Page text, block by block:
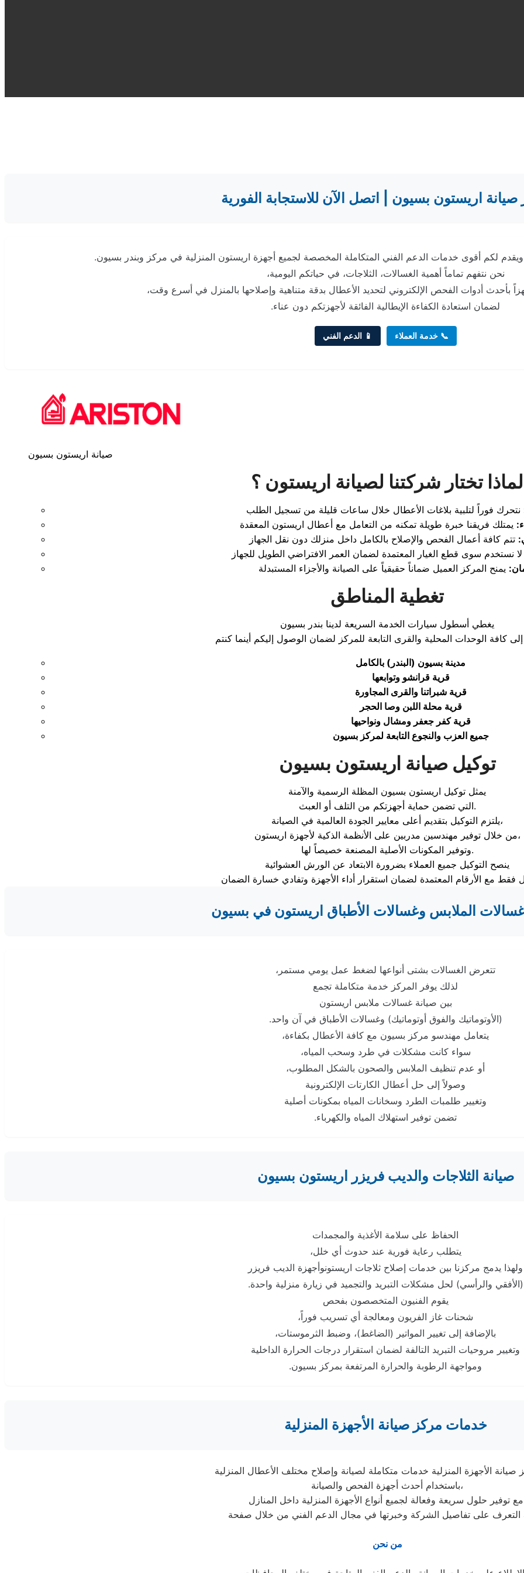
صيانة اريستون بسيون | اتصل الآن للاستجابة الفورية
لكم أقوى خدمات الدعم الفني المتكاملة المخصصة لجميع أجهزة اريستون المنزلية في مركز وبندر بسيون.
نحن نتفهم تماماً أهمية الغسالات، الثلاجات، في حياتكم اليومية،
بأحدث أدوات الفحص الإلكتروني لتحديد الأعطال بدقة متناهية وإصلاحها بالمنزل في أسرع وقت،
لضمان استعادة الكفاءة الإيطالية الفائقة لأجهزتكم دون عناء.
📞 خدمة العملاء 📱 الدعم الفني
صيانة اريستون بسيون
لماذا تختار شركتنا لصيانة اريستون ؟
تغطية المناطق
يغطي أسطول سيارات الخدمة السريعة لدينا بندر بسيون
مدينة بسيون (البندر) بالكامل
قرية قرانشو وتوابعها
قرية شبراتنا والقرى المجاورة
قرية محلة اللبن وصا الحجر
قرية كفر جعفر ومشال ونواحيها
جميع العزب والنجوع التابعة لمركز بسيون
توكيل صيانة اريستون بسيون
يمثل توكيل اريستون بسيون المظلة الرسمية والآمنة
التي تضمن حماية أجهزتكم من التلف أو العبث.
يلتزم التوكيل بتقديم أعلى معايير الجودة العالمية في الصيانة،
من خلال توفير مهندسين مدربين على الأنظمة الذكية لأجهزة اريستون،
وتوفير المكونات الأصلية المصنعة خصيصاً لها.
ينصح التوكيل جميع العملاء بضرورة الابتعاد عن الورش العشوائية
الملابس وغسالات الأطباق اريستون في بسيون
تتعرض الغسالات بشتى أنواعها لضغط عمل يومي مستمر،
لذلك يوفر المركز خدمة متكاملة تجمع
بين صيانة غسالات ملابس اريستون
(الأوتوماتيك والفوق أوتوماتيك) وغسالات الأطباق في آن واحد.
يتعامل مهندسو مركز بسيون مع كافة الأعطال بكفاءة،
سواء كانت مشكلات في طرد وسحب المياه،
أو عدم تنظيف الملابس والصحون بالشكل المطلوب،
وصولاً إلى حل أعطال الكارتات الإلكترونية
وتغيير طلمبات الطرد وسخانات المياه بمكونات أصلية
تضمن توفير استهلاك المياه والكهرباء.
صيانة الثلاجات والديب فريزر اريستون بسيون
الحفاظ على سلامة الأغذية والمجمدات
يتطلب رعاية فورية عند حدوث أي خلل،
ولهذا يدمج مركزنا بين خدمات إصلاح ثلاجات اريستونوأجهزة الديب فريزر
(الأفقي والرأسي) لحل مشكلات التبريد والتجميد في زيارة منزلية واحدة.
يقوم الفنيون المتخصصون بفحص
شحنات غاز الفريون ومعالجة أي تسريب فوراً،
بالإضافة إلى تغيير المواتير (الضاغط)، وضبط الثرموستات،
وتغيير مروحيات التبريد التالفة لضمان استقرار درجات الحرارة الداخلية
ومواجهة الرطوبة والحرارة المرتفعة بمركز بسيون.
خدمات مركز صيانة الأجهزة المنزلية
صيانة الأجهزة المنزلية خدمات متكاملة لصيانة وإصلاح مختلف الأعطال المنزلية
باستخدام أحدث أجهزة الفحص والصيانة،
التعرف على تفاصيل الشركة وخبرتها في مجال الدعم الفني من خلال صفحة
من نحن